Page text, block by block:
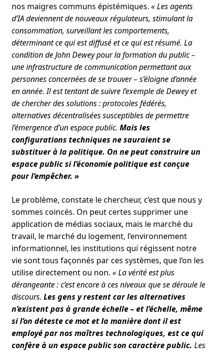
nos maigres communs épistémiques. « Les agents
d’IA deviennent de nouveaux régulateurs, stimulant la
consommation, surveillant les comportements,
déterminant ce qui est diffusé et ce qui est résumé. La
condition de John Dewey pour la formation du public –
une infrastructure de communication permettant aux
personnes concernées de se trouver – s’éloigne d’année
en année. Il est tentant de suivre l’exemple de Dewey et
de chercher des solutions : protocoles fédérés,
alternatives décentralisées susceptibles de permettre
l’émergence d’un espace public. Mais les
configurations techniques ne sauraient se
substituer à la politique. On ne peut construire un
espace public si l’économie politique est conçue
pour l’empêcher. »
Le problème, constate le chercheur, c’est que nous y
sommes coincés. On peut certes supprimer une
application de médias sociaux, mais le marché du
travail, le marché du logement, l’environnement
informationnel, les institutions qui régissent notre
vie sont tous façonnés par ces systèmes, que l’on les
utilise directement ou non. « La vérité est plus
dérangeante : c’est encore à ces niveaux que se déroule le
discours. Les gens y restent car les alternatives
n’existent pas à grande échelle – et l’échelle, même
si l’on déteste ce mot et la manière dont il est
employé par nos maîtres technologiques, est ce qui
confère à un espace public son caractère public. Les